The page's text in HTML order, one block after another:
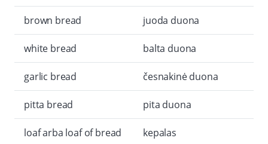
brown bread juoda duona
white bread balta duona
garlic bread česnakinė duona
pitta bread pita duona
loaf arba loaf of bread kepalas